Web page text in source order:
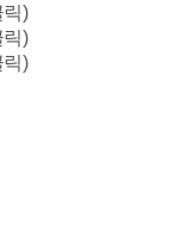
릭)
릭)
릭)